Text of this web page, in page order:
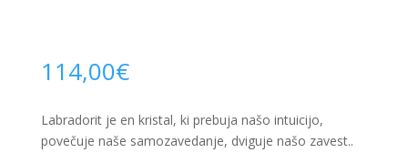
114,00€
Labradorit je en kristal, ki prebuja našo intuicijo,
povečuje naše samozavedanje, dviguje našo zavest..